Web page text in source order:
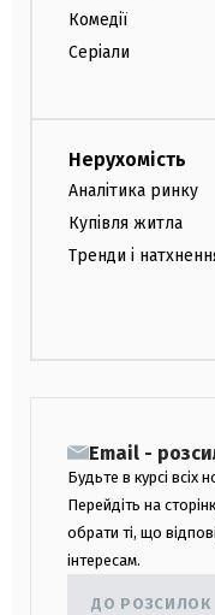
Комедії
Серіали
Нерухомість
Аналітика ринку
Купівля житла
Тренди і
Email -
Будьте в курсі всіх
Перейдіть на
обрати ті, що
інтересам.
ДО РОЗСИЛОК